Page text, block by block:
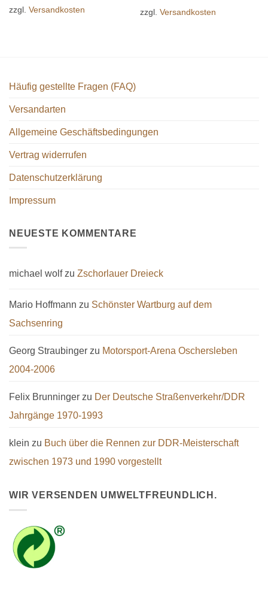
mehrere
auf
der
gewählt
zzgl. Versandkosten
mehrere
gewählt
zzgl. Versandkosten
Häufig gestellte Fragen (FAQ)
Versandarten
Allgemeine Geschäftsbedingungen
Vertrag widerrufen
Datenschutzerklärung
Impressum
NEUESTE KOMMENTARE
michael wolfzu Zschorlauer Dreieck
Mario Hoffmann zu Schönster Wartburg auf dem
Sachsenring
Georg Straubinger zu Motorsport-Arena Oschersleben
2004-2006
Felix Brunninger zu Der Deutsche Straßenverkehr/DDR
Jahrgänge 1970-1993
klein zu Buch über die Rennen zur DDR-Meisterschaft
zwischen 1973 und 1990 vorgestellt
WIR VERSENDEN UMWELTFREUNDLICH.